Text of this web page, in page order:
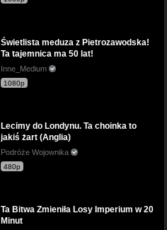
Świetlista meduza z Pietrozawodska!
Ta tajemnica ma 50 lat!
Inne_Medium
1080p
Lecimy do Londynu. Ta choinka to
jakiś żart (Anglia)
Podróże Wojownika
480p
Ta Bitwa Zmieniła Losy Imperium w 20
Minut